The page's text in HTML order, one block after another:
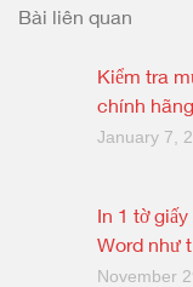
Bài liên quan
Kiểm tra
chính hãng
January 7,
In 1 tờ
Word như
November